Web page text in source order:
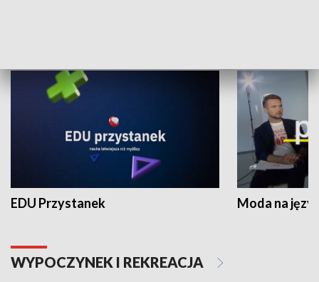
EDU Przystanek Moda na
WYPOCZYNEK I REKREACJA